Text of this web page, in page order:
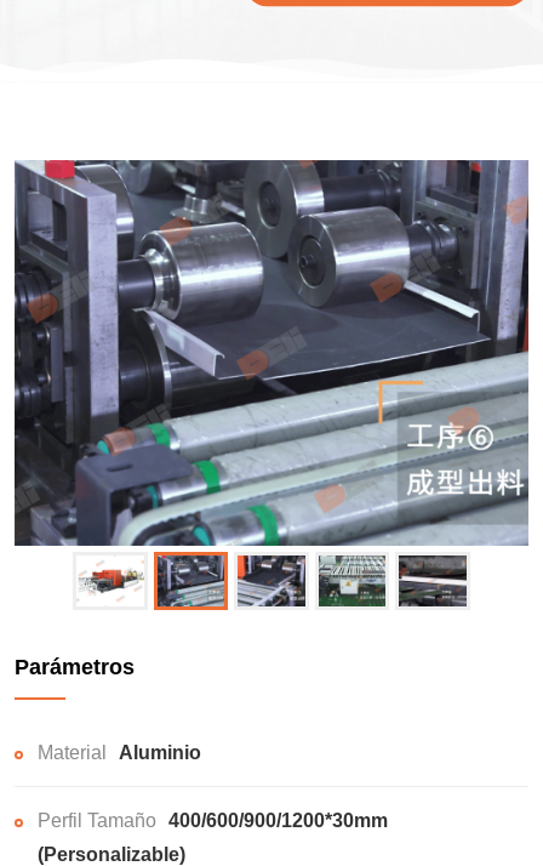
Parámetros
Material Aluminio
Perfil Tamaño 400/600/900/1200*30mm
(Personalizable)